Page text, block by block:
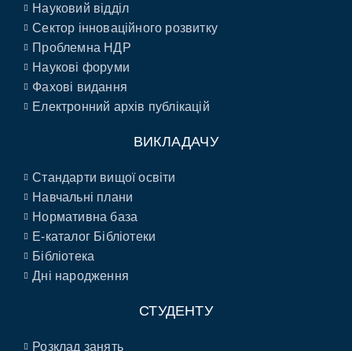
Науковий відділ
Сектор інноваційного розвитку
Проблемна НДР
Наукові форуми
Фахові видання
Електронний архів публікацій
ВИКЛАДАЧУ
Стандарти вищої освіти
Навчальні плани
Нормативна база
E-каталог Бібліотеки
Бібліотека
Дні народження
СТУДЕНТУ
Розклад занять